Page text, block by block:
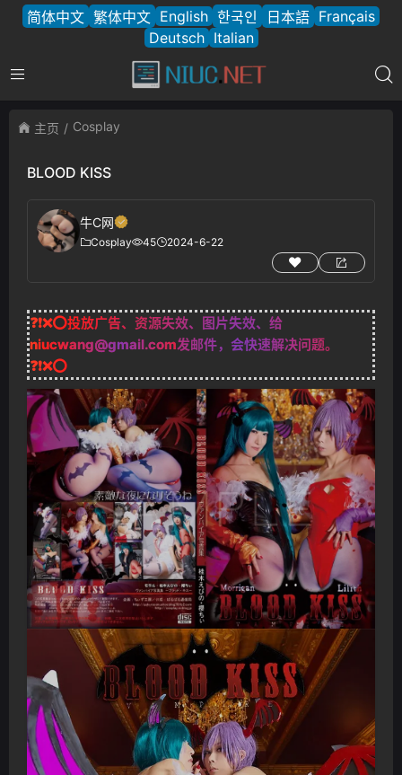
简体中文 繁体中文 English 한국인 日本語 Français
Deutsch Italian
主页 Cosplay
BLOOD KISS
牛C网
Cosplay 45 2024-6-22
❓❗❌⭕投放广告、资源失效、图片失效、给
niucwang@gmail.com发邮件，会快速解决问题。
❓❗❌⭕